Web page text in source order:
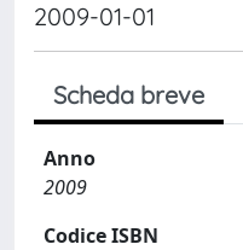
2009-01-01
Scheda breve
Anno
2009
Codice ISBN